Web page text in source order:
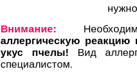
Внимание:
аллергическую
укус пчелы! Вид
специалистом.